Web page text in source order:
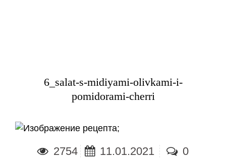
6_salat-s-midiyami-olivkami-i-
pomidorami-cherri
;
2754 11.01.2021 0